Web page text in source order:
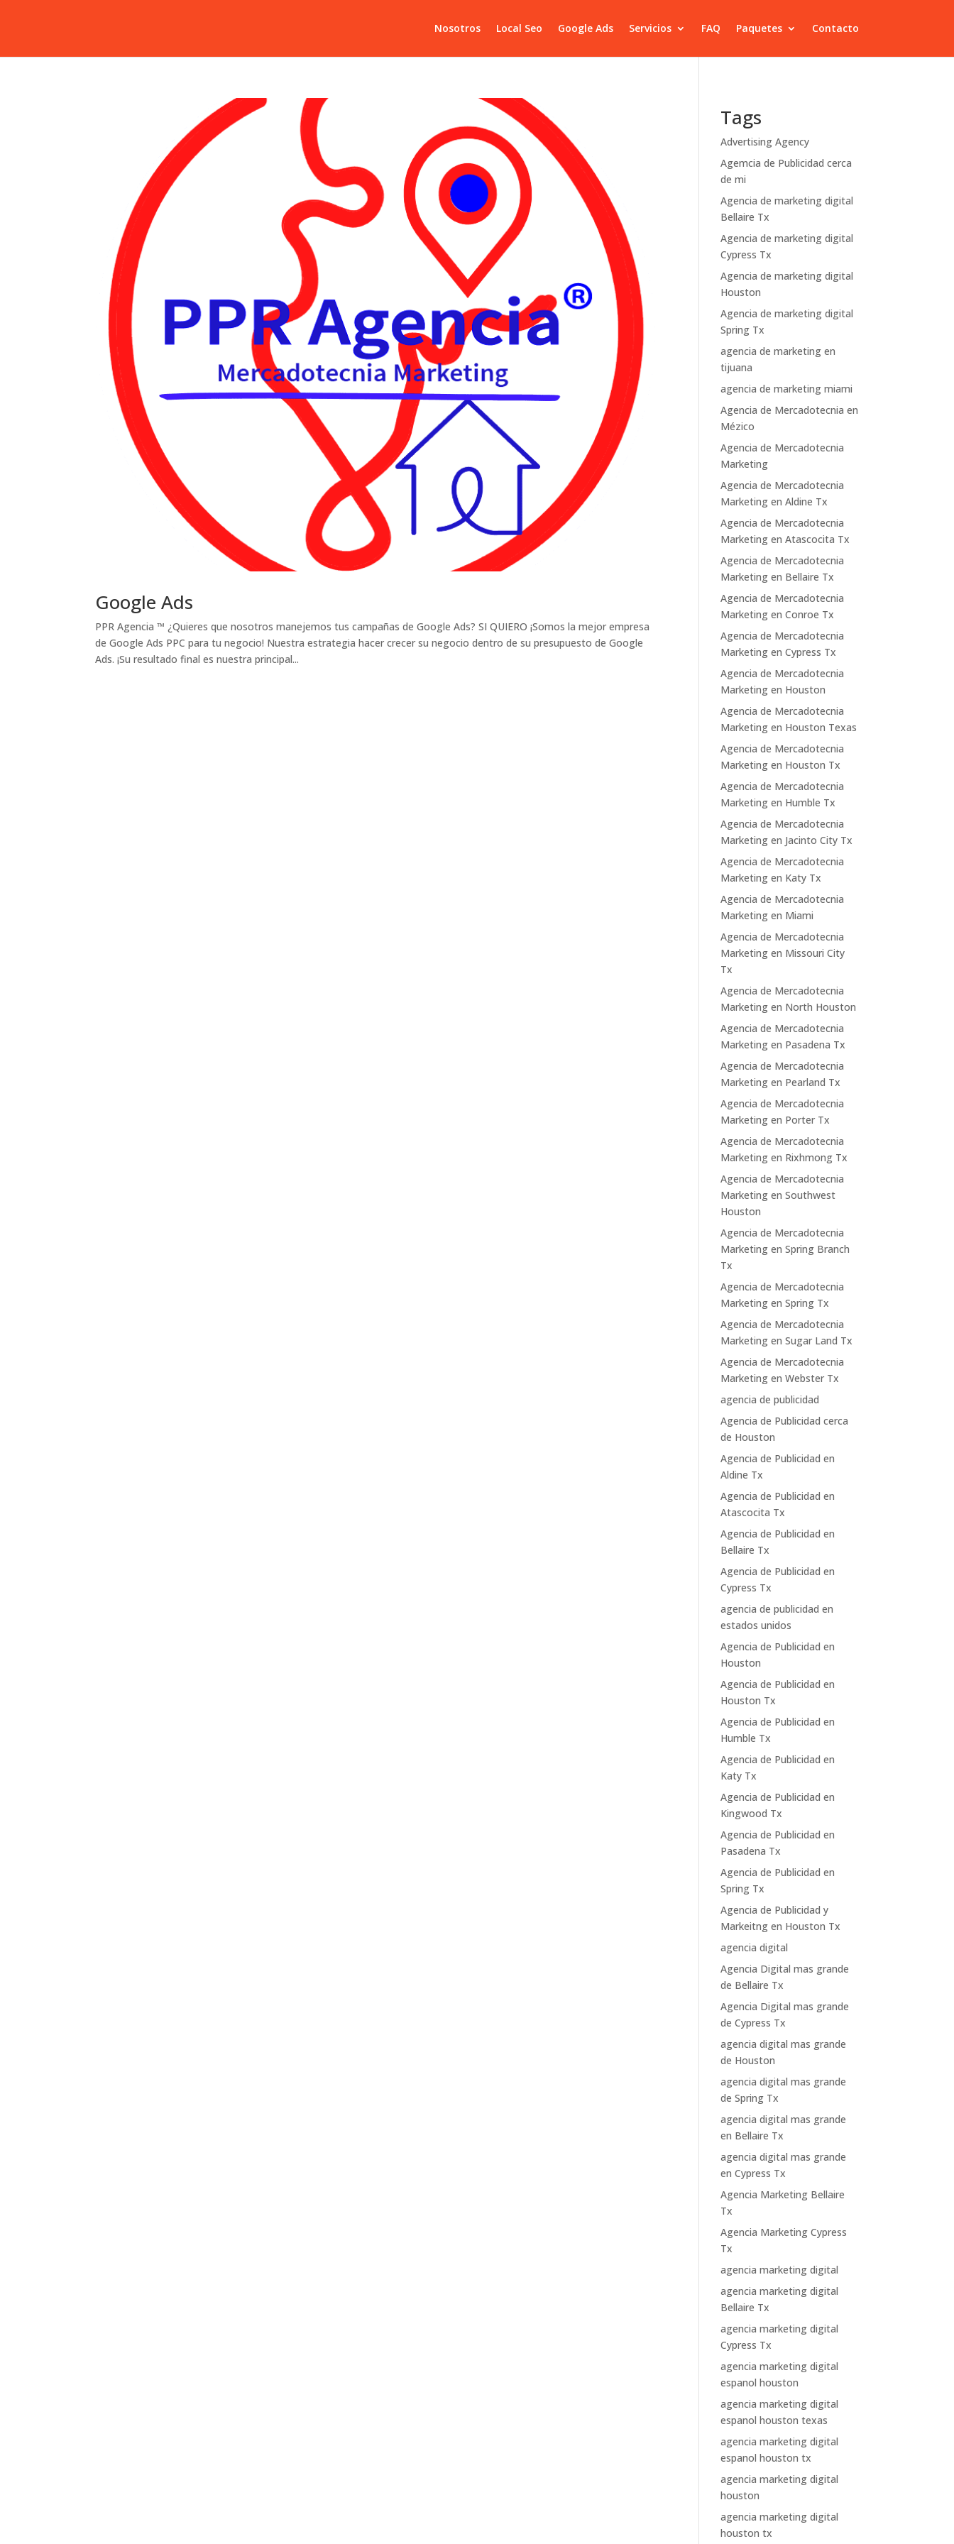
Nosotros Local Seo Google Ads Servicios FAQ Paquetes Contacto
Google Ads
PPR Agencia ™ ¿Quieres que nosotros manejemos tus campañas de Google Ads? SI QUIERO ¡Somos la mejor empresa
de Google Ads PPC para tu negocio! Nuestra estrategia hacer crecer su negocio dentro de su presupuesto de Google
Ads. ¡Su resultado final es nuestra principal...
Tags
Advertising Agency
Agemcia de Publicidad cerca
de mi
Agencia de marketing digital
Bellaire Tx
Agencia de marketing digital
Cypress Tx
Agencia de marketing digital
Houston
Agencia de marketing digital
Spring Tx
agencia de marketing en
tijuana
agencia de marketing miami
Agencia de Mercadotecnia en
Mézico
Agencia de Mercadotecnia
Marketing
Agencia de Mercadotecnia
Marketing en Aldine Tx
Agencia de Mercadotecnia
Marketing en Atascocita Tx
Agencia de Mercadotecnia
Marketing en Bellaire Tx
Agencia de Mercadotecnia
Marketing en Conroe Tx
Agencia de Mercadotecnia
Marketing en Cypress Tx
Agencia de Mercadotecnia
Marketing en Houston
Agencia de Mercadotecnia
Marketing en Houston Texas
Agencia de Mercadotecnia
Marketing en Houston Tx
Agencia de Mercadotecnia
Marketing en Humble Tx
Agencia de Mercadotecnia
Marketing en Jacinto City Tx
Agencia de Mercadotecnia
Marketing en Katy Tx
Agencia de Mercadotecnia
Marketing en Miami
Agencia de Mercadotecnia
Marketing en Missouri City
Tx
Agencia de Mercadotecnia
Marketing en North Houston
Agencia de Mercadotecnia
Marketing en Pasadena Tx
Agencia de Mercadotecnia
Marketing en Pearland Tx
Agencia de Mercadotecnia
Marketing en Porter Tx
Agencia de Mercadotecnia
Marketing en Rixhmong Tx
Agencia de Mercadotecnia
Marketing en Southwest
Houston
Agencia de Mercadotecnia
Marketing en Spring Branch
Tx
Agencia de Mercadotecnia
Marketing en Spring Tx
Agencia de Mercadotecnia
Marketing en Sugar Land Tx
Agencia de Mercadotecnia
Marketing en Webster Tx
agencia de publicidad
Agencia de Publicidad cerca
de Houston
Agencia de Publicidad en
Aldine Tx
Agencia de Publicidad en
Atascocita Tx
Agencia de Publicidad en
Bellaire Tx
Agencia de Publicidad en
Cypress Tx
agencia de publicidad en
estados unidos
Agencia de Publicidad en
Houston
Agencia de Publicidad en
Houston Tx
Agencia de Publicidad en
Humble Tx
Agencia de Publicidad en
Katy Tx
Agencia de Publicidad en
Kingwood Tx
Agencia de Publicidad en
Pasadena Tx
Agencia de Publicidad en
Spring Tx
Agencia de Publicidad y
Markeitng en Houston Tx
agencia digital
Agencia Digital mas grande
de Bellaire Tx
Agencia Digital mas grande
de Cypress Tx
agencia digital mas grande
de Houston
agencia digital mas grande
de Spring Tx
agencia digital mas grande
en Bellaire Tx
agencia digital mas grande
en Cypress Tx
Agencia Marketing Bellaire
Tx
Agencia Marketing Cypress
Tx
agencia marketing digital
agencia marketing digital
Bellaire Tx
agencia marketing digital
Cypress Tx
agencia marketing digital
espanol houston
agencia marketing digital
espanol houston texas
agencia marketing digital
espanol houston tx
agencia marketing digital
houston
agencia marketing digital
houston tx